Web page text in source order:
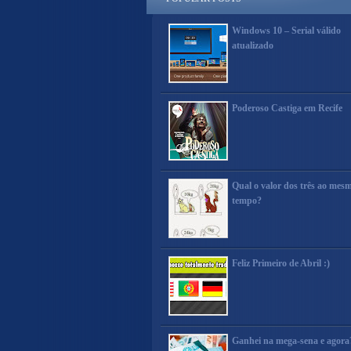
Windows 10 – Serial válido
atualizado
Poderoso Castiga em Recife
Qual o valor dos três ao
tempo?
Feliz Primeiro de Abril :)
Ganhei na mega-sena e